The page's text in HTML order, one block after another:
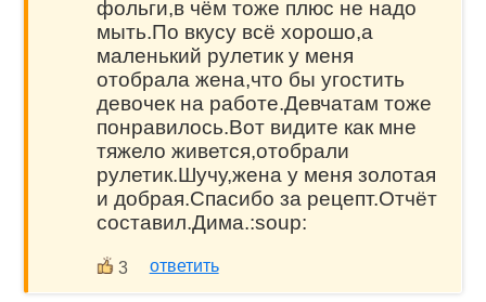
фольги,в чём тоже плюс не надо
мыть.По вкусу всё хорошо,а
маленький рулетик у меня
отобрала жена,что бы угостить
девочек на работе.Девчатам тоже
понравилось.Вот видите как мне
тяжело живется,отобрали
рулетик.Шучу,жена у меня золотая
и добрая.Спасибо за рецепт.Отчёт
составил.Дима.:soup:
3 ответить